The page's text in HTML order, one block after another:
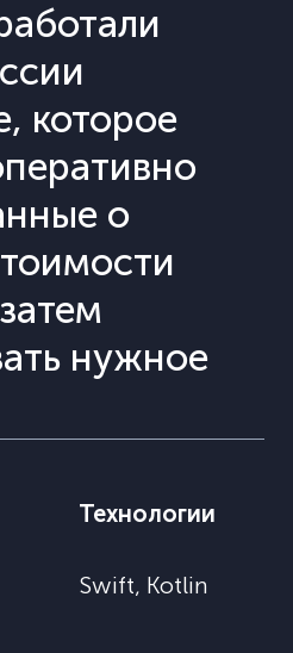
которое
о
нужное
Технологии
Swift, Kotlin